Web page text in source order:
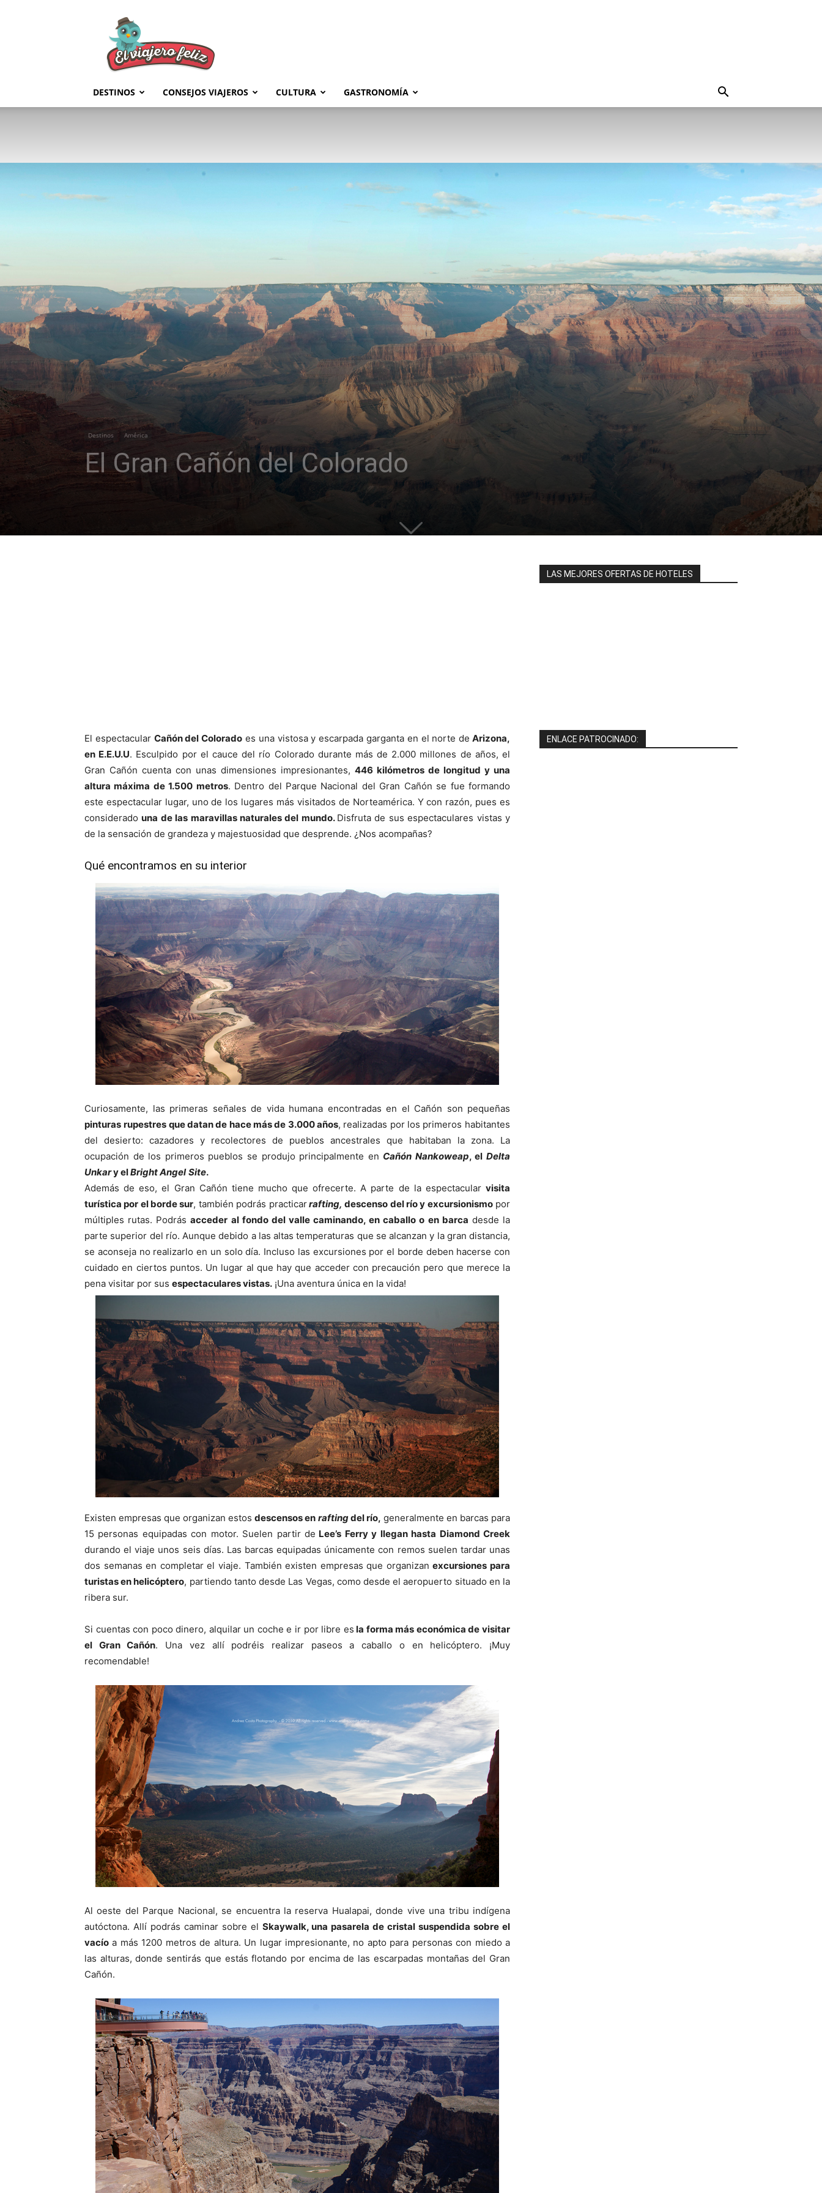
Feliz
DESTINOS CONSEJOS VIAJEROS CULTURA GASTRONOMÍA
Destinos América
El Gran Cañón del Colorado
El espectacular Cañón del Colorado es una vistosa y escarpada garganta en el norte de Arizona,
en E.E.U.U. Esculpido por el cauce del río Colorado durante más de 2.000 millones de años, el
Gran Cañón cuenta con unas dimensiones impresionantes, 446 kilómetros de longitud y una
altura máxima de 1.500 metros. Dentro del Parque Nacional del Gran Cañón se fue formando
este espectacular lugar, uno de los lugares más visitados de Norteamérica. Y con razón, pues es
consideradouna de las maravillas naturales del mundo. Disfruta de sus espectaculares vistas y
de la sensación de grandeza y majestuosidad que desprende. ¿Nos acompañas?
Qué encontramos en su interior
Curiosamente, las primeras señales de vida humana encontradas en el Cañón son pequeñas
pinturas rupestres que datan de hace más de 3.000 años, realizadas por los primeros habitantes
del desierto: cazadores y recolectores de pueblos ancestrales que habitaban la zona. La
ocupación de los primeros pueblos se produjo principalmente en Cañón Nankoweap, elDelta
Unkary elBright Angel Site.
Además de eso, el Gran Cañón tiene mucho que ofrecerte. A parte de la espectacular visita
turística por el borde sur, también podrás practicarrafting, descenso del río y excursionismopor
múltiples rutas. Podrásacceder al fondo del valle caminando, en caballo o en barca desde la
parte superior del río. Aunque debido a las altas temperaturas que se alcanzan y la gran distancia,
se aconseja no realizarlo en un solo día. Incluso las excursiones por el borde deben hacerse con
cuidado en ciertos puntos. Un lugar al que hay que acceder con precaución pero que merece la
pena visitar por sus espectaculares vistas. ¡Una aventura única en la vida!
Existen empresas que organizan estosdescensos en raftingdel río, generalmente en barcas para
15 personas equipadas con motor. Suelen partir de Lee’s Ferry y llegan hasta Diamond Creek
durando el viaje unos seis días. Las barcas equipadas únicamente con remos suelen tardar unas
dos semanas en completar el viaje. También existen empresas que organizanexcursiones para
turistas en helicóptero, partiendo tanto desde Las Vegas, como desde el aeropuerto situado en la
ribera sur.
Si cuentas con poco dinero, alquilar un coche e ir por libre es la forma más económica de visitar
el Gran Cañón. Una vez allí podréis realizar paseos a caballo o en helicóptero. ¡Muy
recomendable!
Al oeste del Parque Nacional, se encuentra la reserva Hualapai, donde vive una tribu indígena
autóctona. Allí podrás caminar sobre el Skaywalk, una pasarelade cristal suspendida sobre el
vacío a más 1200 metros de altura. Un lugar impresionante, no apto para personas con miedo a
las alturas, donde sentirás que estás flotando por encima de las escarpadas montañas del Gran
Cañón.
LAS MEJORES OFERTAS DE HOTELES
ENLACE PATROCINADO: